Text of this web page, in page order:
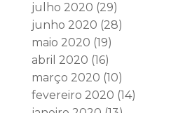
julho 2020 (29)
junho 2020 (28)
maio 2020 (19)
abril 2020 (16)
março 2020 (10)
fevereiro 2020 (14)